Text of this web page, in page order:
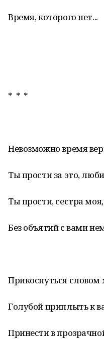
Время, которого нет...
* * *
Невозможно время
Ты прости за это,
Ты прости, сестра
Без объятий с вами
Прикоснуться словом
Голубой приплыть к
Принести в